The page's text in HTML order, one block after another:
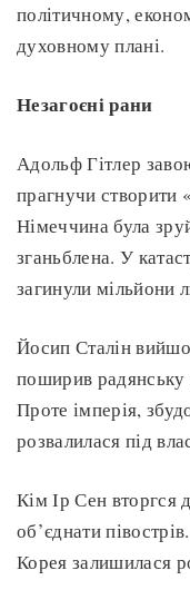
політичному,
духовному плані.
Незагоєні рани
Адольф Гітлер
прагнучи створити
Німеччина була
зганьблена. У
загинули мільйони
Йосип Сталін
поширив
Проте імперія,
розвалилася під
Кім Ір Сен вторгся
об’єднати
Корея залишилася